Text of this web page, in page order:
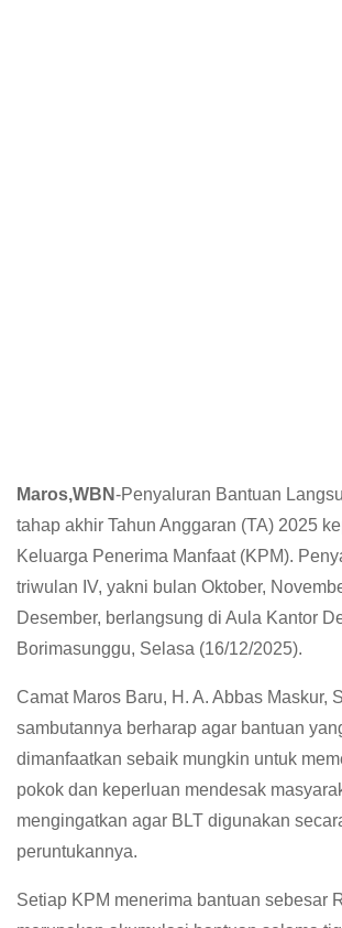
Maros,WBN-Penyaluran Bantuan
tahap akhir Tahun Anggaran (TA) 2025
Keluarga Penerima Manfaat (KPM).
triwulan IV, yakni bulan Oktober,
Desember, berlangsung di Aula Kantor
Borimasunggu, Selasa (16/12/2025).
Camat Maros Baru, H. A. Abbas Maskur,
sambutannya berharap agar bantuan
dimanfaatkan sebaik mungkin untuk
pokok dan keperluan mendesak
mengingatkan agar BLT digunakan
peruntukannya.
Setiap KPM menerima bantuan sebesar